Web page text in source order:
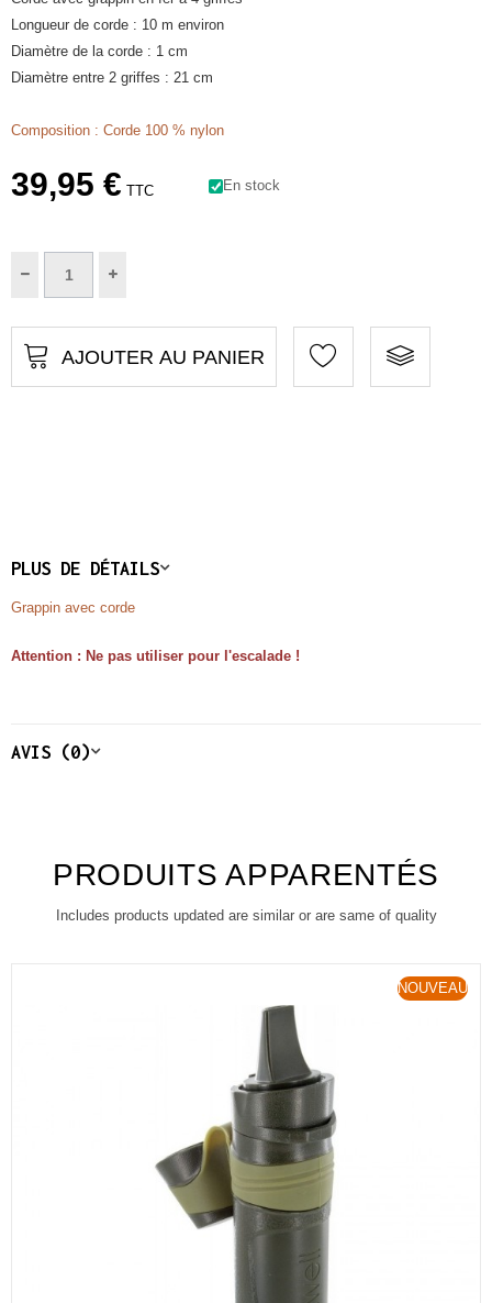
Longueur de corde : 10 m environ
Diamètre de la corde : 1 cm
Diamètre entre 2 griffes : 21 cm
Composition : Corde 100 % nylon
39,95 € TTC En stock
AJOUTER AU PANIER
PLUS DE DÉTAILS
Grappin avec corde
Attention : Ne pas utiliser pour l'escalade !
AVIS (0)
PRODUITS APPARENTÉS
Includes products updated are similar or are same of quality
NOUVEAU